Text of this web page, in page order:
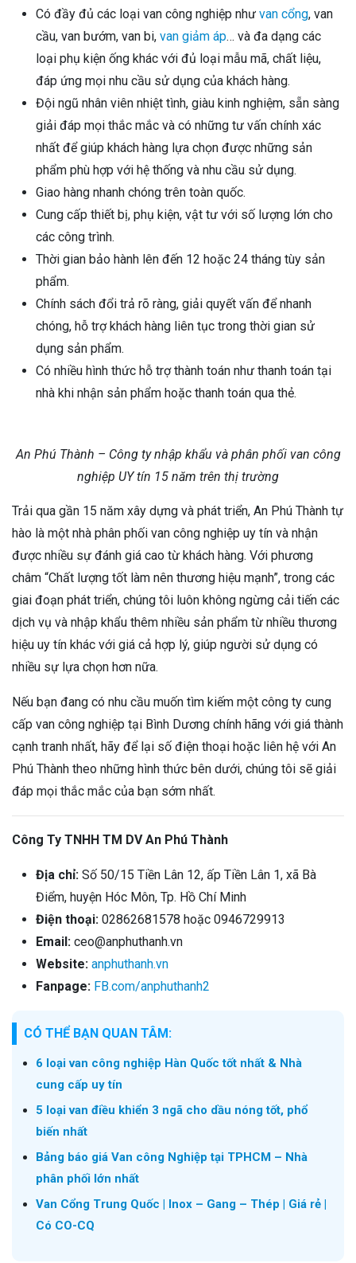
Có đầy đủ các loại van công nghiệp như van cổng, van
cầu, van bướm, van bi, van giảm áp… và đa dạng các
loại phụ kiện ống khác với đủ loại mẫu mã, chất liệu,
đáp ứng mọi nhu cầu sử dụng của khách hàng.
Đội ngũ nhân viên nhiệt tình, giàu kinh nghiệm, sẵn sàng
giải đáp mọi thắc mắc và có những tư vấn chính xác
nhất để giúp khách hàng lựa chọn được những sản
phẩm phù hợp với hệ thống và nhu cầu sử dụng.
Giao hàng nhanh chóng trên toàn quốc.
Cung cấp thiết bị, phụ kiện, vật tư với số lượng lớn cho
các công trình.
Thời gian bảo hành lên đến 12 hoặc 24 tháng tùy sản
phẩm.
Chính sách đổi trả rõ ràng, giải quyết vấn để nhanh
chóng, hỗ trợ khách hàng liên tục trong thời gian sử
dụng sản phẩm.
Có nhiều hình thức hỗ trợ thành toán như thanh toán tại
nhà khi nhận sản phẩm hoặc thanh toán qua thẻ.
An Phú Thành – Công ty nhập khẩu và phân phối van công
nghiệp UY tín 15 năm trên thị trường
Trải qua gần 15 năm xây dựng và phát triển, An Phú Thành tự
hào là một nhà phân phối van công nghiệp uy tín và nhận
được nhiều sự đánh giá cao từ khách hàng. Với phương
châm “Chất lượng tốt làm nên thương hiệu mạnh”, trong các
giai đoạn phát triển, chúng tôi luôn không ngừng cải tiến các
dịch vụ và nhập khẩu thêm nhiều sản phẩm từ nhiều thương
hiệu uy tín khác với giá cả hợp lý, giúp người sử dụng có
nhiều sự lựa chọn hơn nữa.
Nếu bạn đang có nhu cầu muốn tìm kiếm một công ty cung
cấp van công nghiệp tại Bình Dương chính hãng với giá thành
cạnh tranh nhất, hãy để lại số điện thoại hoặc liên hệ với An
Phú Thành theo những hình thức bên dưới, chúng tôi sẽ giải
đáp mọi thắc mắc của bạn sớm nhất.
Công Ty TNHH TM DV An Phú Thành
Địa chỉ: Số 50/15 Tiền Lân 12, ấp Tiền Lân 1, xã Bà
Điểm, huyện Hóc Môn, Tp. Hồ Chí Minh
Điện thoại: 02862681578 hoặc 0946729913
Email: ceo@anphuthanh.vn
Website: anphuthanh.vn
Fanpage: FB.com/anphuthanh2
CÓ THỂ BẠN QUAN TÂM:
6 loại van công nghiệp Hàn Quốc tốt nhất & Nhà
cung cấp uy tín
5 loại van điều khiển 3 ngã cho dầu nóng tốt, phổ
biến nhất
Bảng báo giá Van công Nghiệp tại TPHCM – Nhà
phân phối lớn nhất
Van Cổng Trung Quốc | Inox – Gang – Thép | Giá rẻ |
Có CO-CQ